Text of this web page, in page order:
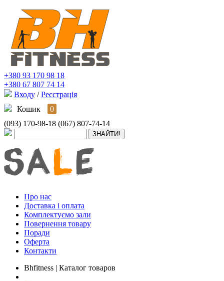
+380 93 170 98 18
+380 67 807 74 14
Входу / Реєстрація
Кошик
0
(093) 170-98-18 (067) 807-74-14
Про нас
Доставка і оплата
Комплектуємо зали
Повернення товару
Поради
Оферта
Контакти
Bhfitness | Каталог товаров